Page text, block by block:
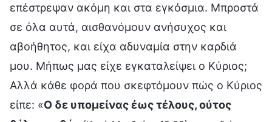
επέστρεψαν ακόμη και στα εγκόσμια. Μπροστά
σε όλα αυτά, αισθανόμουν ανήσυχος και
αβοήθητος, και είχα αδυναμία στην καρδιά
μου. Μήπως μας είχε εγκαταλείψει ο Κύριος;
Αλλά κάθε φορά που σκεφτόμουν πώς ο Κύριος
είπε: «Ο δε υπομείνας έως τέλους, ούτος